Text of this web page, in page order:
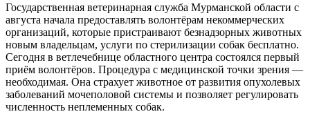
Государственная ветеринарная служба Мурманской области с
августа начала предоставлять волонтёрам некоммерческих
организаций, которые пристраивают безнадзорных животных
новым владельцам, услуги по стерилизации собак бесплатно.
Сегодня в ветлечебнице областного центра состоялся первый
приём волонтёров. Процедура с медицинской точки зрения —
необходимая. Она страхует животное от развития опухолевых
заболеваний мочеполовой системы и позволяет регулировать
численность неплеменных собак.